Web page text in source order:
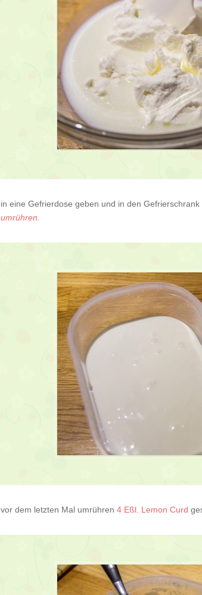
in eine Gefrierdose geben und in den Gefrierschrank
umrühren.
vor dem letzten Mal umrühren 4 Eßl. Lemon Curd